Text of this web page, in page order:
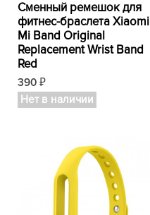
Сменный ремешок для
фитнес-браслета Xiaomi
Mi Band Original
Replacement Wrist Band
Red
390 ₽
Нет в наличии